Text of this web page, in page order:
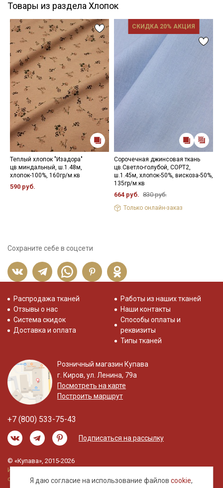
Товары из раздела Хлопок
Теплый хлопок "Изадора"
цв.миндальный, ш.1.48м,
хлопок-100%, 160гр/м.кв
590 руб.
СКИДКА 20% АКЦИЯ
Сорочечная джинсовая ткань
цв.Светло-голубой, СОРТ2,
ш.1.45м, хлопок-50%, вискоза-50%,
135гр/м.кв
664 руб. 830 руб.
Только онлайн-заказ
Сохраните себе в соцсети
Я даю согласие на использование файловcookie,
Распродажа тканей
Отзывы о нас
Система скидок
Доставка и оплата
Работы из наших тканей
Наши контакты
Способы оплаты и
реквизиты
Типы тканей
Розничный магазин Купава
г. Киров, ул. Ленина, 79а
Посмотреть на карте
Построить маршрут
+7 (800) 533-75-43
Подписаться на рассылку
© «Купава», 2015-2026
Информация на сайте не является публичной
офертой.